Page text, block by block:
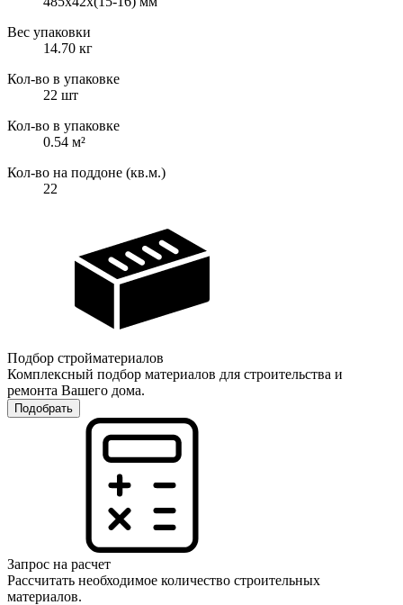
Вес упаковки
14.70 кг
Кол-во в упаковке
22 шт
Кол-во в упаковке
0.54 м²
Кол-во на поддоне (кв.м.)
22
Подбор стройматериалов
Комплексный подбор материалов для строительства и
ремонта Вашего дома.
Подобрать
Запрос на расчет
Рассчитать необходимое количество строительных
материалов.